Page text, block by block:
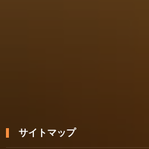
サイトマップ